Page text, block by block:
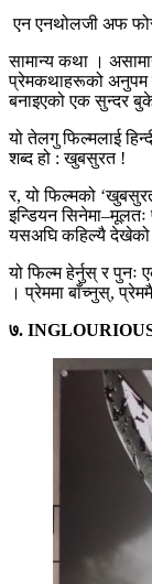
एन एनथोलजी अफ
सामान्य कथा ।
प्रेमकथाहरूको
बनाइएको एक सुन्दर
यो तेलगु फिल्मलाई
शब्द हो : खुबसुरत !
र, यो फिल्मको
इन्डियन
यसअघि कहिल्यै
यो फिल्म हेर्नुस् र
। प्रेममा बाँच्नुस्,
७.